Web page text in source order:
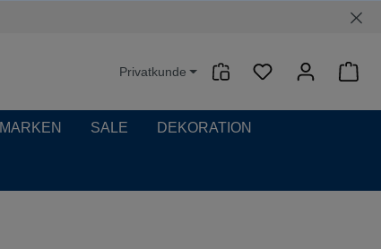
Privatkunde
MARKEN SALE DEKORATION